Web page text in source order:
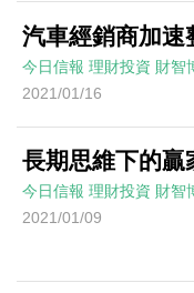
汽車經銷商加速
今日信報 理財投資 財智
2021/01/16
長期思維下的贏
今日信報 理財投資 財智
2021/01/09